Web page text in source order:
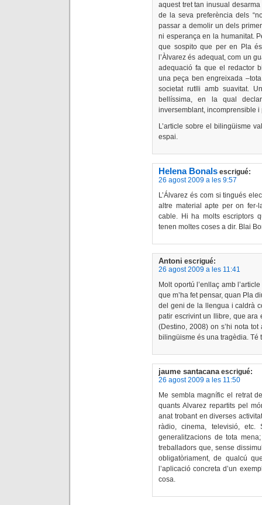
aquest tret tan inusual
de la seva preferència dels
passar a demolir un dels
ni esperança en la humanitat.
que sospito que per en Pla
l’Àlvarez és adequat, com un
adequació fa que el redactor
una peça ben engreixada
societat rutlli amb suavitat.
bellíssima, en la qual
inversemblant, incomprensible i
L’article sobre el bilingüisme
espai.
Helena Bonals escrigué:
26 agost 2009 a les 9:57
L’Álvarez és com si tingués
altre material apte per on fer-
cable. Hi ha molts escriptors
tenen moltes coses a dir. Blai
Antoni escrigué:
26 agost 2009 a les 11:41
Molt oportú l’enllaç amb
que m’ha fet pensar, quan Pla
del geni de la llengua i caldrà
patir escrivint un llibre, que ara
(Destino, 2008) on s’hi nota
bilingüisme és una tragèdia. Té
jaume santacana escrigué:
26 agost 2009 a les 11:50
Me sembla magnífic el retrat
quants Alvarez repartits pel
anat trobant en diverses
ràdio, cinema, televisió,
generalitzacions de tota
treballadors que, sense
obligatòriament, de qualcú
l’aplicació concreta d’un
cosa.